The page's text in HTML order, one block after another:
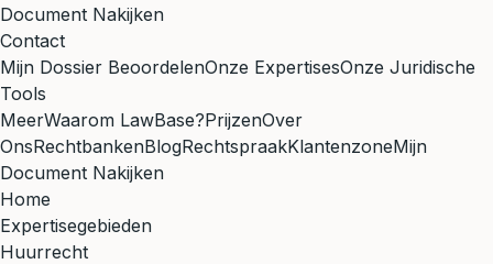
Document Nakijken
Contact
Mijn Dossier BeoordelenOnze ExpertisesOnze Juridische
Tools
MeerWaarom LawBase?PrijzenOver
OnsRechtbankenBlogRechtspraakKlantenzoneMijn
Document Nakijken
Home
Expertisegebieden
Huurrecht